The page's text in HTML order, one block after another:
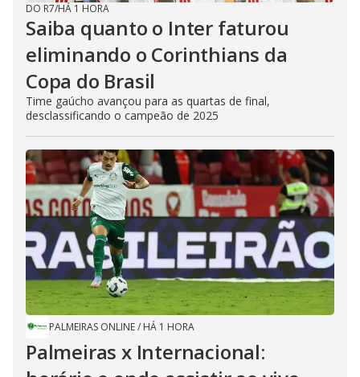
DO R7/HÁ 1 HORA
Saiba quanto o Inter faturou
eliminando o Corinthians da
Copa do Brasil
Time gaúcho avançou para as quartas de final,
desclassificando o campeão de 2025
PALMEIRAS ONLINE/ HÁ 1 HORA
Palmeiras x Internacional: